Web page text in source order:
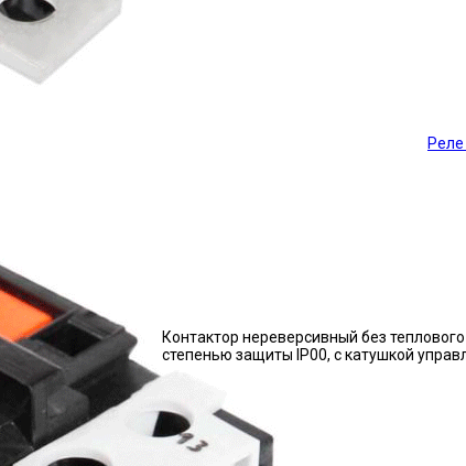
Контактор нереверсивный без
степенью защиты IP00, с катушкой